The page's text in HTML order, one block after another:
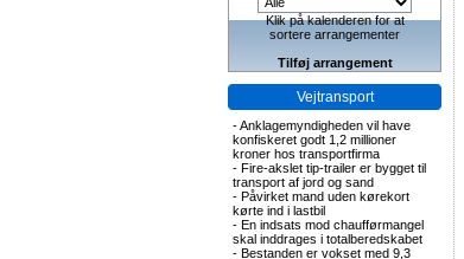
Klik på kalenderen for at
sortere arrangementer
Tilføj arrangement
Vejtransport
-Anklagemyndigheden vil have
konfiskeret godt 1,2 millioner
kroner hos transportfirma
- Fire-akslet tip-trailer er bygget til
transport af jord og sand
- Påvirket mand uden kørekort
kørte ind i lastbil
- En indsats mod chaufførmangel
skal inddrages i totalberedskabet
- Bestanden er vokset med 9,3